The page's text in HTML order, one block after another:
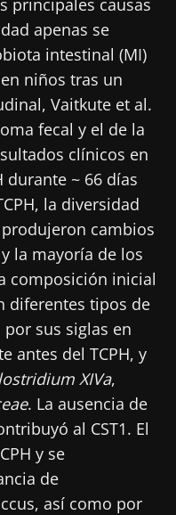
apenas se
intestinal (MI)
niños tras un
Vaitkute et al.
fecal y el de la
clínicos en
durante ~ 66 días
la diversidad
cambios
la mayoría de los
composición inicial
diferentes tipos de
por sus siglas en
antes del TCPH, y
XIVa,
. La ausencia de
al CST1. El
y se
de
así como por